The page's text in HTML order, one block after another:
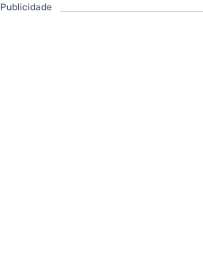
Publicidade